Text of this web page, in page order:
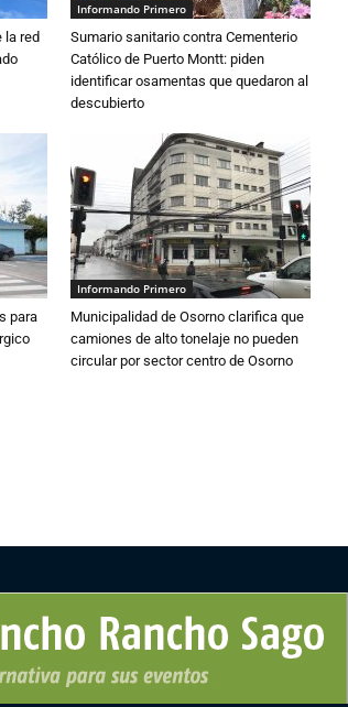
la red
Informando Primero
Sumario sanitario contra Cementerio
Católico de Puerto Montt: piden
identificar osamentas que quedaron al
descubierto
para
Informando Primero
Municipalidad de Osorno clarifica que
camiones de alto tonelaje no pueden
circular por sector centro de Osorno